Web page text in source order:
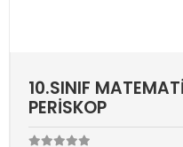
10.SINIF
PERİSKOP